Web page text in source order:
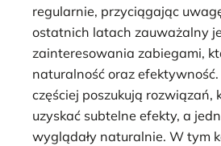
regularnie, przyciągając
ostatnich latach zauważalny
zainteresowania zabiegami,
naturalność oraz
częściej poszukują rozwiązań,
uzyskać subtelne efekty, a
wyglądały naturalnie. W tym